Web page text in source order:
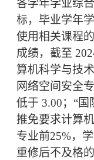
各学年学业综
标，毕业学年
使用相关课程
成绩，截至
算机科学与技
网络空间安全
低于 3.00； “国
推免要求计算
专业前25%，
重修后不及格